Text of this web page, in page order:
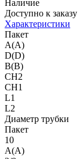
Наличие
Доступно к заказу
Характеристики
Пакет
A(A)
D(D)
B(B)
CH2
CH1
L1
L2
Диаметр трубки
Пакет
10
A(A)